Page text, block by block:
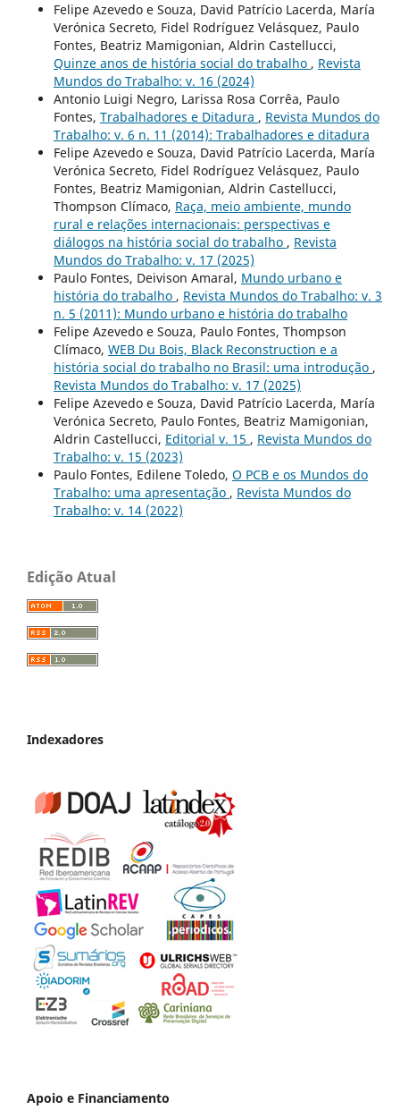
Felipe Azevedo e Souza, David Patrício Lacerda, María
Verónica Secreto, Fidel Rodríguez Velásquez, Paulo
Fontes, Beatriz Mamigonian, Aldrin Castellucci,
Quinze anos de história social do trabalho , Revista
Mundos do Trabalho: v. 16 (2024)
Antonio Luigi Negro, Larissa Rosa Corrêa, Paulo
Fontes, Trabalhadores e Ditadura , Revista Mundos do
Trabalho: v. 6 n. 11 (2014): Trabalhadores e ditadura
Felipe Azevedo e Souza, David Patrício Lacerda, María
Verónica Secreto, Fidel Rodríguez Velásquez, Paulo
Fontes, Beatriz Mamigonian, Aldrin Castellucci,
Thompson Clímaco, Raça, meio ambiente, mundo
rural e relações internacionais: perspectivas e
diálogos na história social do trabalho , Revista
Mundos do Trabalho: v. 17 (2025)
Paulo Fontes, Deivison Amaral, Mundo urbano e
história do trabalho , Revista Mundos do Trabalho: v. 3
n. 5 (2011): Mundo urbano e história do trabalho
Felipe Azevedo e Souza, Paulo Fontes, Thompson
Clímaco, WEB Du Bois, Black Reconstruction e a
história social do trabalho no Brasil: uma introdução ,
Revista Mundos do Trabalho: v. 17 (2025)
Felipe Azevedo e Souza, David Patrício Lacerda, María
Verónica Secreto, Paulo Fontes, Beatriz Mamigonian,
Aldrin Castellucci, Editorial v. 15 , Revista Mundos do
Trabalho: v. 15 (2023)
Paulo Fontes, Edilene Toledo, O PCB e os Mundos do
Trabalho: uma apresentação , Revista Mundos do
Trabalho: v. 14 (2022)
Edição Atual
Indexadores
Apoio e Financiamento